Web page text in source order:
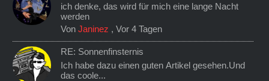
ich denke, das wird für mich eine lange Nacht
werden
VonJaninez ,Vor 4 Tagen
RE: Sonnenfinsternis
Ich habe dazu einen guten Artikel gesehen.Und
das coole...